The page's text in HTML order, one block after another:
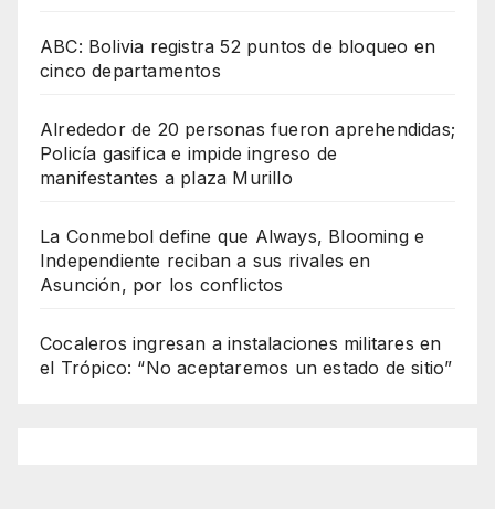
ABC: Bolivia registra 52 puntos de bloqueo en
cinco departamentos
Alrededor de 20 personas fueron aprehendidas;
Policía gasifica e impide ingreso de
manifestantes a plaza Murillo
La Conmebol define que Always, Blooming e
Independiente reciban a sus rivales en
Asunción, por los conflictos
Cocaleros ingresan a instalaciones militares en
el Trópico: “No aceptaremos un estado de sitio”